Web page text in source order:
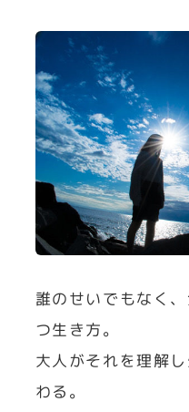
誰のせいでもなく
つ生き方。
大人がそれを理解
わる。